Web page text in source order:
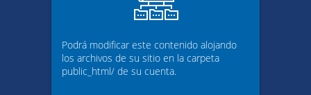
Podrá modificar este contenido alojando
los archivos de su sitio en la carpeta
public_html/ de su cuenta.